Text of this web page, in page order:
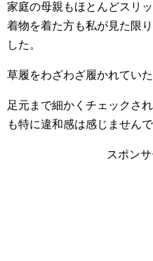
家庭の母親もほとんどスリッ
着物を着た方も私が見た限
した。
草履をわざわざ履かれてい
足元まで細かくチェックさ
も特に違和感は感じませんで
スポン